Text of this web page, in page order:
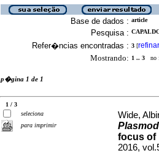
Base de dados : article
Pesquisa :
Refer�ncias encontradas : 3 [refinar
Mostrando: 1 .. 3 no
p�gina 1 de 1
1 / 3
seleciona
para imprimir
Wide,
focus of
2016,